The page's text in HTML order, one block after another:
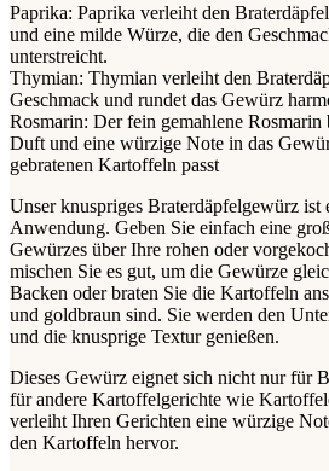
Paprika: Paprika verleiht den
und eine milde Würze, die den
unterstreicht.
Thymian: Thymian verleiht den
Geschmack und rundet das Gewürz
Rosmarin: Der fein gemahlene
Duft und eine würzige Note in das
gebratenen Kartoffeln passt
Unser knuspriges Braterdäpfelgewürz ist
Anwendung. Geben Sie einfach eine
Gewürzes über Ihre rohen oder
mischen Sie es gut, um die Gewürze
Backen oder braten Sie die Kartoffeln
und goldbraun sind. Sie werden den
und die knusprige Textur genießen.
Dieses Gewürz eignet sich nicht nur für
für andere Kartoffelgerichte wie
verleiht Ihren Gerichten eine würzige
den Kartoffeln hervor.